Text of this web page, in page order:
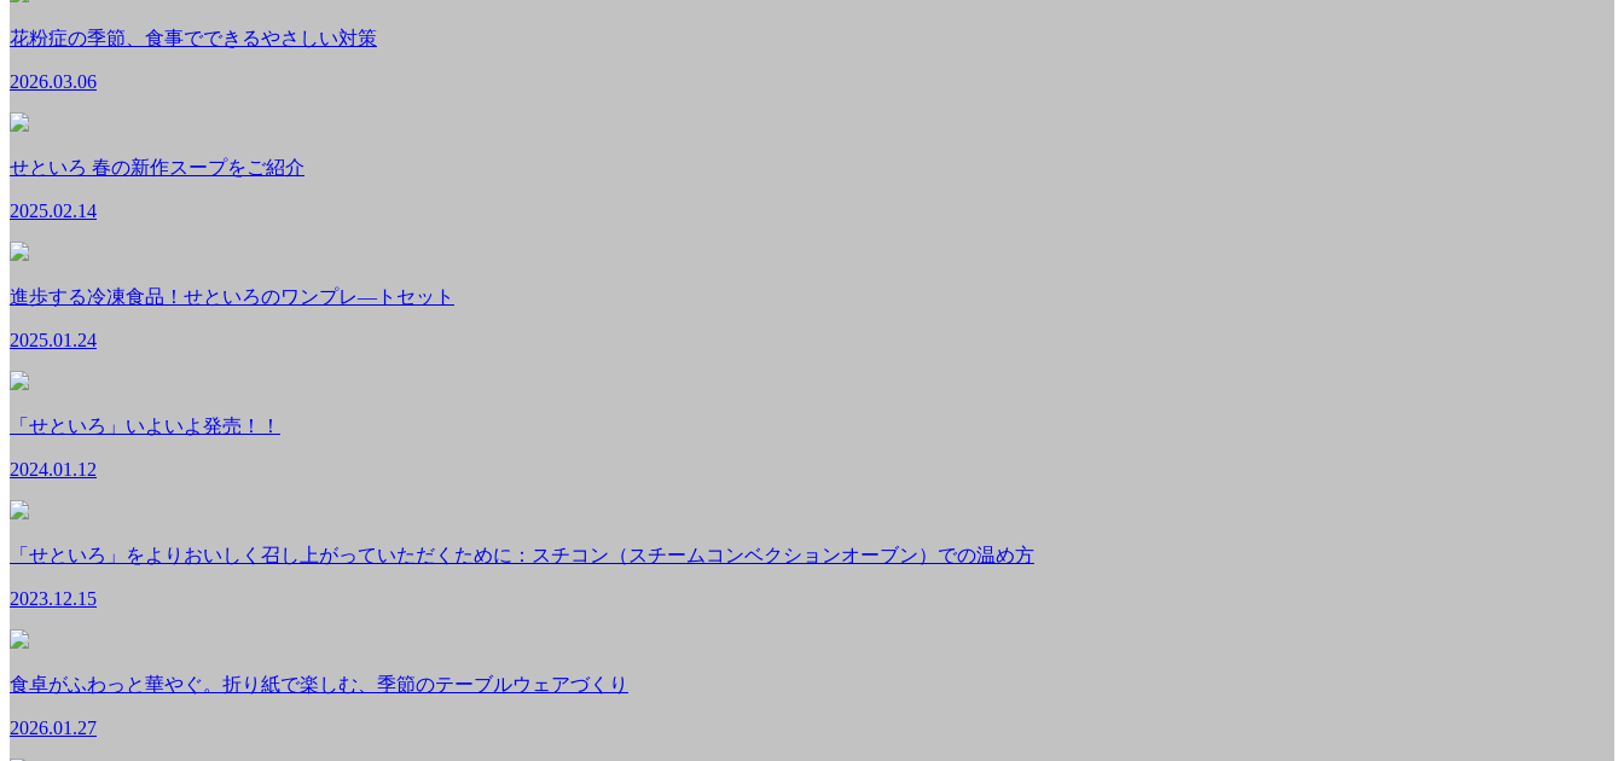
花粉症の季節、食事でできるやさしい対策
2026.03.06
せといろ 春の新作スープをご紹介
2025.02.14
進歩する冷凍食品！せといろのワンプレ―トセット
2025.01.24
「せといろ」いよいよ発売！！
2024.01.12
「せといろ」をよりおいしく召し上がっていただくために：スチコン（スチームコンベクションオーブン）での温め方
2023.12.15
食卓がふわっと華やぐ。折り紙で楽しむ、季節のテーブルウェアづくり
2026.01.27